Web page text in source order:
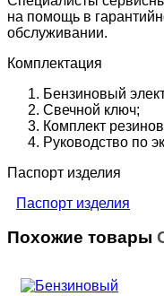
на помощь в
обслуживании.
Комплектация
Бензиновый
Свечной ключ;
Комплект
Руководство по
Паспорт изделия
Паспорт изделия
Похожие товары